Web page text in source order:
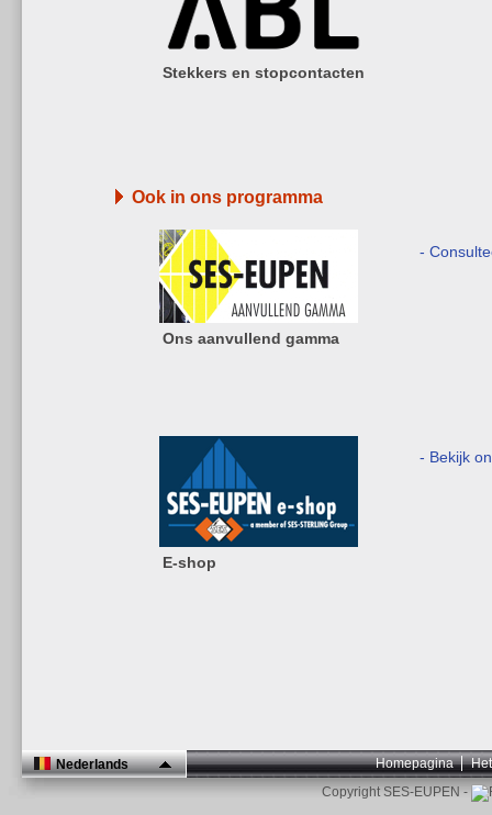
Stekkers en stopcontacten
Ook in ons programma
Ons aanvullend gamma
-
E-shop
- Bekijk
Nederlands Homepagina
Copyright SES-EUPEN -